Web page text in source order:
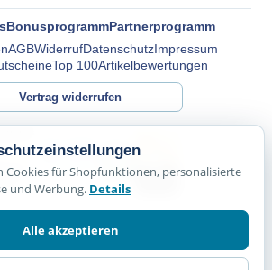
BonusprogrammPartnerprogramm
AGBWiderrufDatenschutzImpressum
Top 100Artikelbewertungen
Vertrag widerrufen
Cookies für Shopfunktionen, personalisierte
und Werbung. Details
Alle akzeptieren